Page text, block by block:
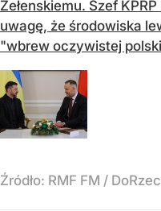
Zełenskiemu. Szef
uwagę, że środowiska
"wbrew oczywistej
Źródło: RMF FM /